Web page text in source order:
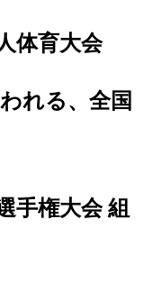
体育大会
れる、全国
手権大会 組